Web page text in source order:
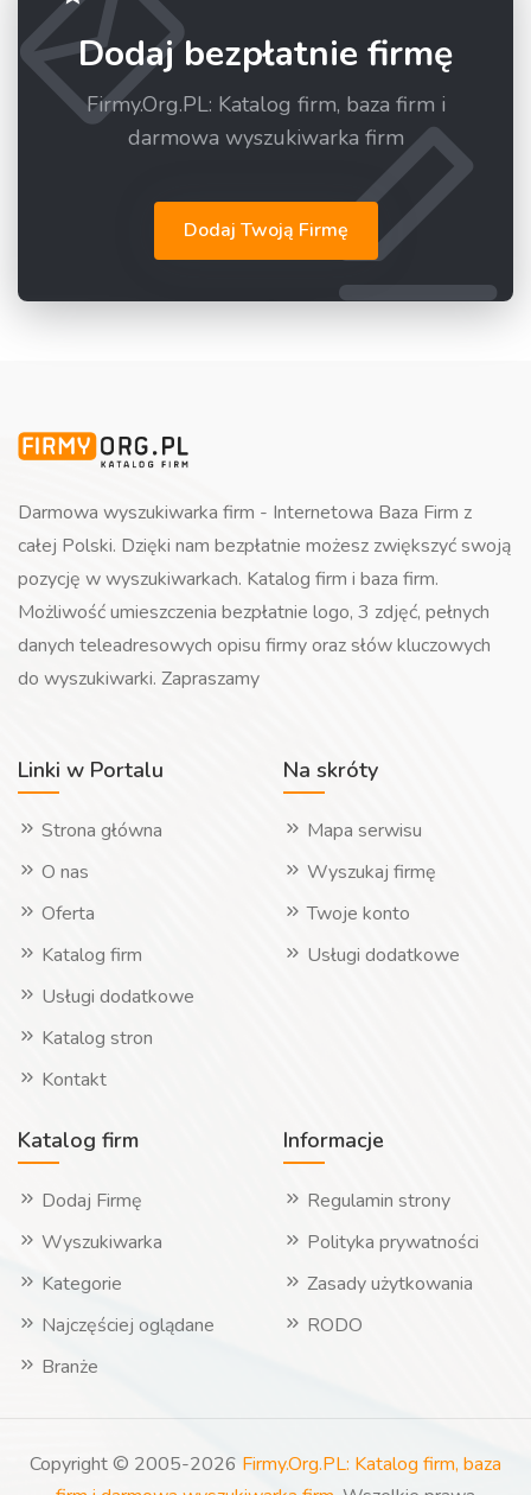
Dodaj bezpłatnie firmę
Firmy.Org.PL: Katalog firm, baza firm i
darmowa wyszukiwarka firm
Dodaj Twoją Firmę
Darmowa wyszukiwarka firm - Internetowa Baza Firm z
całej Polski. Dzięki nam bezpłatnie możesz zwiększyć swoją
pozycję w wyszukiwarkach. Katalog firm i baza firm.
Możliwość umieszczenia bezpłatnie logo, 3 zdjęć, pełnych
danych teleadresowych opisu firmy oraz słów kluczowych
do wyszukiwarki. Zapraszamy
Linki w Portalu
Strona główna
O nas
Oferta
Katalog firm
Usługi dodatkowe
Katalog stron
Kontakt
Na skróty
Mapa serwisu
Wyszukaj firmę
Twoje konto
Usługi dodatkowe
Katalog firm
Dodaj Firmę
Wyszukiwarka
Kategorie
Najczęściej oglądane
Branże
Informacje
Regulamin strony
Polityka prywatności
Zasady użytkowania
RODO
Copyright © 2005-2026 Firmy.Org.PL: Katalog firm, baza